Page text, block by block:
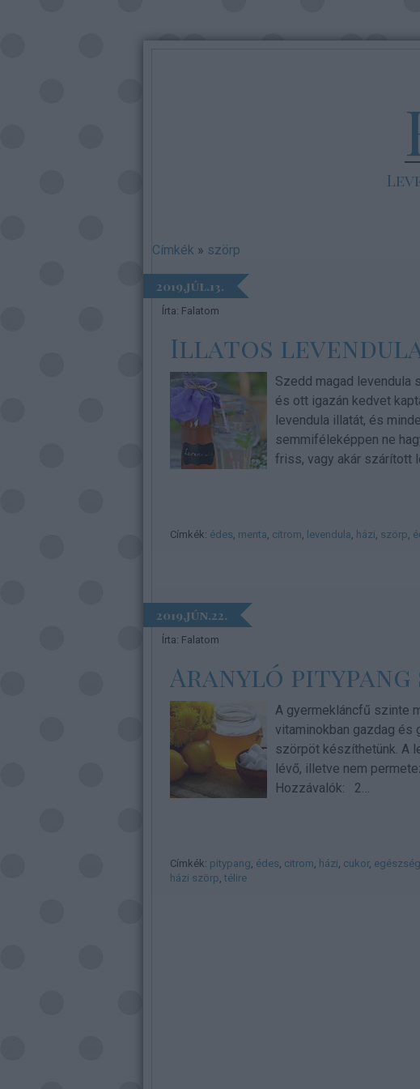
Címkék » szörp
2019.júl.13.
Írta: Falatom
Illatos
Szedd magad levendula
és ott igazán kedvet
levendula illatát, és
semmiféleképpen ne
friss, vagy akár szárított
Címkék: édes, menta, citrom, levendula, házi, szörp,
2019.jún.22.
Írta: Falatom
Aranyló pitypang
A gyermekláncfű szinte
vitaminokban gazdag
szörpöt készíthetünk. A
lévő, illetve nem
Hozzávalók: 2…
Címkék: pitypang, édes, citrom, házi, cukor,
házi szörp, télire